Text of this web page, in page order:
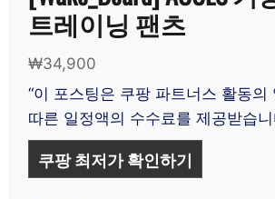
트레이닝 팬츠
₩34,900
“이 포스팅은 쿠팡 파트너스 활동의
따른 일정액의 수수료를 제공받습니
쿠팡 최저가 확인하기